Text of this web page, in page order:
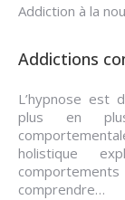
Addiction à la
Addictions
L’hypnose est
plus en
holistique
comprendre…